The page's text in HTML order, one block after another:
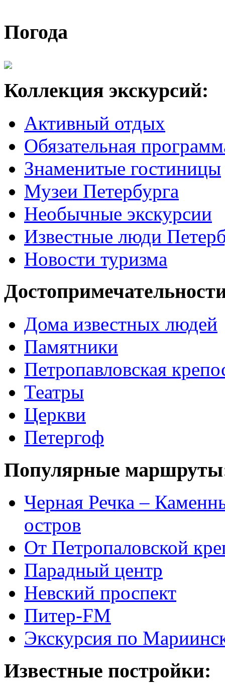
Погода
Коллекция экскурсий:
Активный отдых
Обязательная
Знаменитые гостиницы
Музеи Петербурга
Необычные экскурсии
Известные люди
Новости туризма
Дома известных людей
Памятники
Петропавловская
Театры
Церкви
Петергоф
Популярные
Черная Речка –
остров
От Петропаловской
Парадный центр
Невский проспект
Питер-FM
Экскурсия по
Известные постройки: